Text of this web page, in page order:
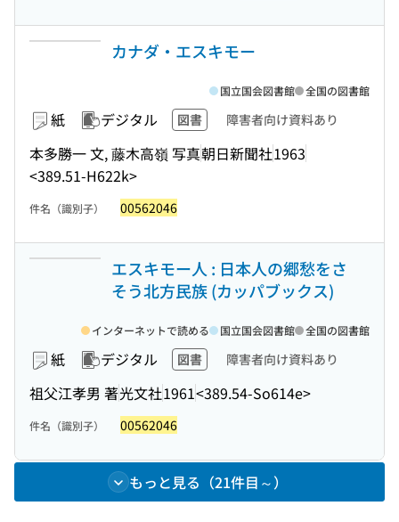
カナダ・エスキモー
紙 デジタル 図書 障害者向け資料あり
本多勝一 文, 藤木高嶺 写真朝日新聞社1963
<389.51-H622k>
国立国会図書館 全国の図書館
件名（識別子） 00562046
エスキモー人 : 日本人の郷愁をさ
そう北方民族 (カッパブックス)
紙 デジタル 図書 障害者向け資料あり
祖父江孝男 著光文社1961<389.54-So614e>
インターネットで読める 国立国会図書館 全国の図書館
件名（識別子） 00562046
もっと見る（21件目～）